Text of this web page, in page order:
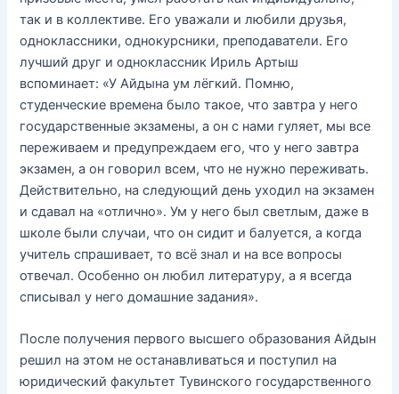
так и в коллективе. Его уважали и любили друзья,
одноклассники, однокурсники, преподаватели. Его
лучший друг и одноклассник Ириль Артыш
вспоминает: «У Айдына ум лёгкий. Помню,
студенческие времена было такое, что завтра у него
государственные экзамены, а он с нами гуляет, мы все
переживаем и предупреждаем его, что у него завтра
экзамен, а он говорил всем, что не нужно переживать.
Действительно, на следующий день уходил на экзамен
и сдавал на «отлично». Ум у него был светлым, даже в
школе были случаи, что он сидит и балуется, а когда
учитель спрашивает, то всё знал и на все вопросы
отвечал. Особенно он любил литературу, а я всегда
списывал у него домашние задания».
После получения первого высшего образования Айдын
решил на этом не останавливаться и поступил на
юридический факультет Тувинского государственного